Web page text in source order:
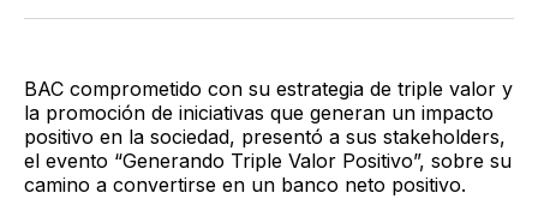
TwitterFacebook
LinkedIn
Email
BAC comprometido con su estrategia de triple valor y
la promoción de iniciativas que generan un impacto
positivo en la sociedad, presentó a sus stakeholders,
el evento “Generando Triple Valor Positivo”, sobre su
camino a convertirse en un banco neto positivo.